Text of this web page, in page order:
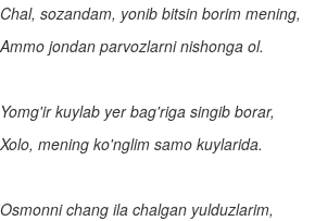
Chal, sozandam, yonib bitsin borim mening,
Ammo jondan parvozlarni nishonga ol.
Yomg'ir kuylab yer bag'riga singib borar,
Xolo, mening ko'nglim samo kuylarida.
Osmonni chang ila chalgan yulduzlarim,